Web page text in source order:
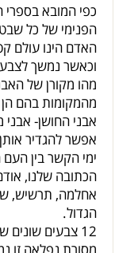
כפי המובא בספרי
הפנימי של כל
האדם הינו עולם
וכאשר נמשך לצבע
מהו מקורן של
מהמקומות בהם הן
אפשר להגדיר
ימי הקשר בין העם
הכתובה שלנו,
אחלמה, תרשיש,
הגדול.
12 צבעים שונים של אבני החושן ל 12 שבטים.